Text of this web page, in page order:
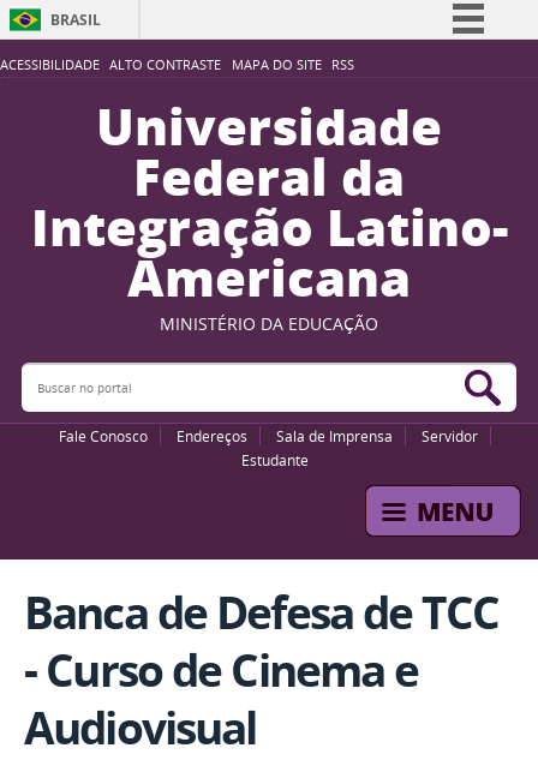
ACESSIBILIDADE ALTO CONTRASTE MAPA DO SITE RSS
BRASIL
Simplifique!
Participe
Acesso à informação
Legislação
Canais
Universidade
Federal da
Integração Latino-
Americana
MINISTÉRIO DA EDUCAÇÃO
Buscar no portal
Fale Conosco Endereços Sala de Imprensa
Servidor
Estudante
Banca de Defesa de TCC
- Curso de Cinema e
Audiovisual